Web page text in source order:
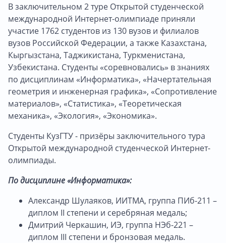
В заключительном 2 туре Открытой студенческой
международной Интернет-олимпиаде приняли
участие 1762 студентов из 130 вузов и филиалов
вузов Российской Федерации, а также Казахстана,
Кыргызстана, Таджикистана, Туркменистана,
Узбекистана. Студенты «соревновались» в знаниях
по дисциплинам «Информатика», «Начертательная
геометрия и инженерная графика», «Сопротивление
материалов», «Статистика», «Теоретическая
механика», «Экология», «Экономика».
Студенты КузГТУ - призёры заключительного тура
Открытой международной студенческой Интернет-
олимпиады.
По дисциплине «Информатика»:
Александр Шулаяков, ИИТМА, группа ПИб-211 –
диплом II степени и серебряная медаль;
Дмитрий Черкашин, ИЭ, группа НЭб-221 –
диплом III степени и бронзовая медаль.